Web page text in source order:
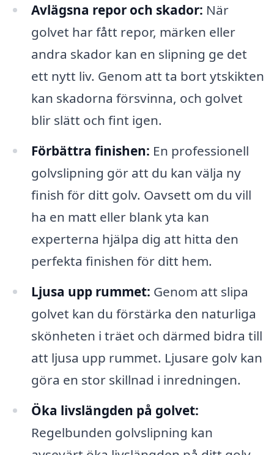
Avlägsna repor och skador: När
golvet har fått repor, märken eller
andra skador kan en slipning ge det
ett nytt liv. Genom att ta bort ytskikten
kan skadorna försvinna, och golvet
blir slätt och fint igen.
Förbättra finishen: En professionell
golvslipning gör att du kan välja ny
finish för ditt golv. Oavsett om du vill
ha en matt eller blank yta kan
experterna hjälpa dig att hitta den
perfekta finishen för ditt hem.
Ljusa upp rummet: Genom att slipa
golvet kan du förstärka den naturliga
skönheten i träet och därmed bidra till
att ljusa upp rummet. Ljusare golv kan
göra en stor skillnad i inredningen.
Öka livslängden på golvet:
Regelbunden golvslipning kan